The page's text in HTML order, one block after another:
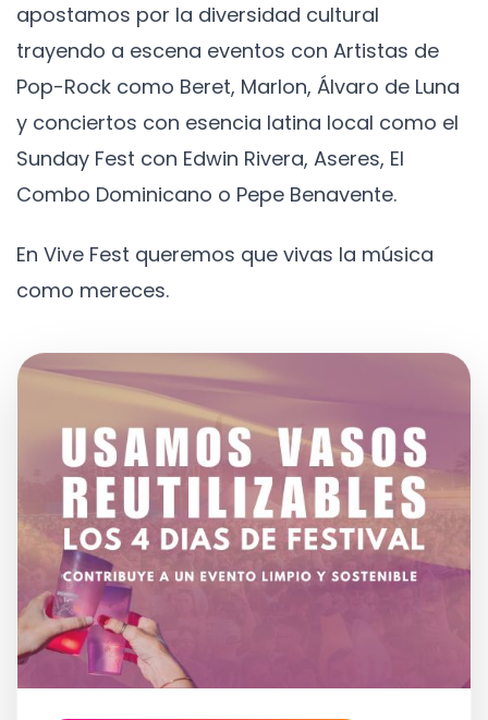
apostamos por la diversidad cultural
trayendo a escena eventos con Artistas de
Pop-Rock como Beret, Marlon, Álvaro de Luna
y conciertos con esencia latina local como el
Sunday Fest con Edwin Rivera, Aseres, El
Combo Dominicano o Pepe Benavente.
En Vive Fest queremos que vivas la música
como mereces.